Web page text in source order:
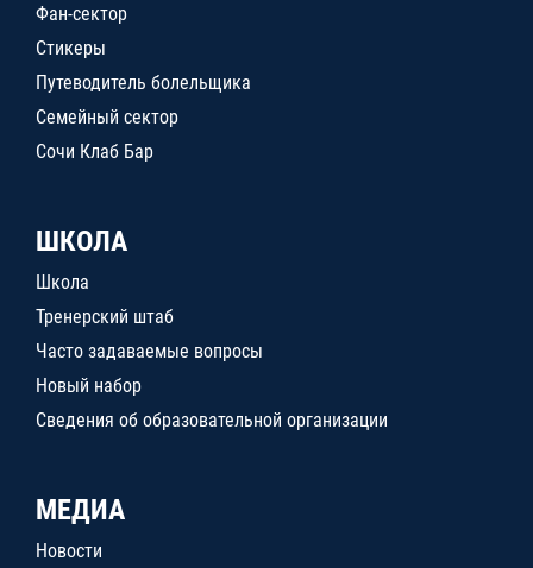
Фан-сектор
Стикеры
Путеводитель болельщика
Семейный сектор
Сочи Клаб Бар
ШКОЛА
Школа
Тренерский штаб
Часто задаваемые вопросы
Новый набор
Сведения об образовательной организации
МЕДИА
Новости